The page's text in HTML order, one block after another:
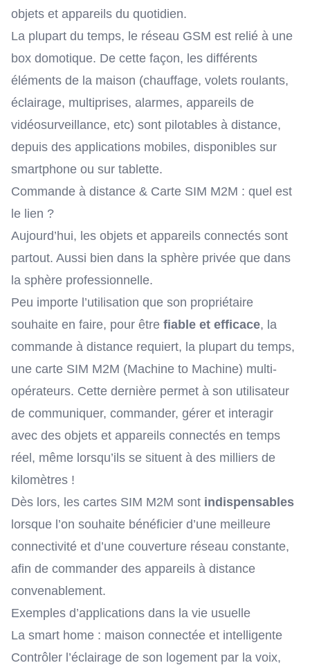
objets et appareils du quotidien.
La plupart du temps, le réseau GSM est relié à une
box domotique. De cette façon, les différents
éléments de la maison (chauffage, volets roulants,
éclairage, multiprises, alarmes, appareils de
vidéosurveillance, etc) sont pilotables à distance,
depuis des applications mobiles, disponibles sur
smartphone ou sur tablette.
Commande à distance & Carte SIM M2M : quel est
le lien ?
Aujourd’hui, les objets et appareils connectés sont
partout. Aussi bien dans la sphère privée que dans
la sphère professionnelle.
Peu importe l’utilisation que son propriétaire
souhaite en faire, pour être fiable et efficace, la
commande à distance requiert, la plupart du temps,
une carte SIM M2M (Machine to Machine) multi-
opérateurs. Cette dernière permet à son utilisateur
de communiquer, commander, gérer et interagir
avec des objets et appareils connectés en temps
réel, même lorsqu’ils se situent à des milliers de
kilomètres !
Dès lors, les cartes SIM M2M sont indispensables
lorsque l’on souhaite bénéficier d’une meilleure
connectivité et d’une couverture réseau constante,
afin de commander des appareils à distance
convenablement.
Exemples d’applications dans la vie usuelle
La smart home : maison connectée et intelligente
Contrôler l’éclairage de son logement par la voix,